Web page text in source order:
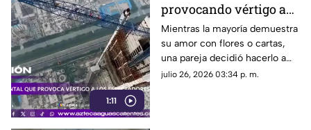
1:11
provocando vértigo a
los espectadores
Mientras la mayoría demuestra
su amor con flores o cartas,
una pareja decidió hacerlo a
cientos de metros de altura,
julio 26, 2026 03:34 p. m.